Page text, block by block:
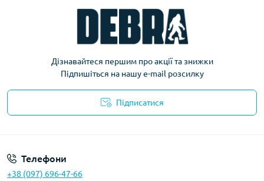
Дізнавайтеся першим про акції та знижки
Підпишіться на нашу e-mail розсилку
Підписатися
Телефони
+38 (097) 696-47-66